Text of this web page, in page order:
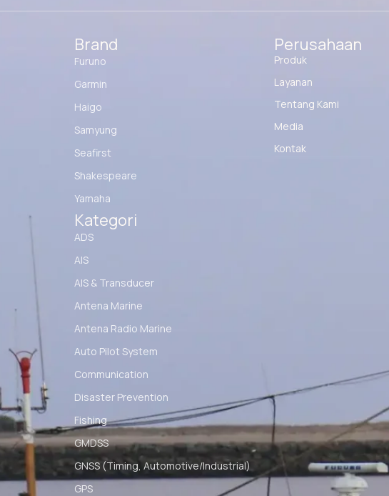
Brand
Furuno
Garmin
Haigo
Samyung
Seafirst
Shakespeare
Yamaha
Kategori
ADS
AIS
AIS & Transducer
Antena Marine
Antena Radio Marine
Auto Pilot System
Communication
Disaster Prevention
Fishing
GMDSS
GNSS (Timing, Automotive/Industrial)
GPS
Perusahaan
Produk
Layanan
Tentang Kami
Media
Kontak